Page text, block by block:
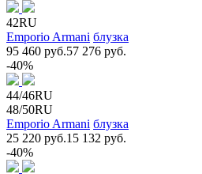
42RU
Emporio Armani блузка
95 460 руб.57 276 руб.
-40%
44/46RU
48/50RU
Emporio Armani блузка
25 220 руб.15 132 руб.
-40%